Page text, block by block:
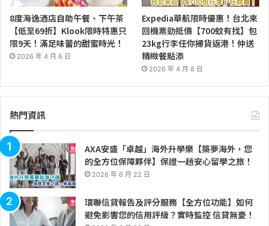
8度海逸酒店自助午餐、下午茶
【低至69折】Klook限時特惠只
限9天！滿足味蕾的甜蜜時光！
2026 年 4 月 6 日
Expedia華航限時優惠！台北來
回機票勁抵價【700蚊有找】包
23kg行李任你掃貨返港！仲送
精緻餐點添
2026 年 4 月 8 日
熱門資訊
AXA安盛「卓越」海外升學樂【築夢海外，您
的全方位保障夥伴】保證一趟安心留學之旅！
2026 年 6 月 22 日
環聯信貸報告及評分服務【全方位功能】如何
避免影響您的信用評級？實時監控 信貸無憂！